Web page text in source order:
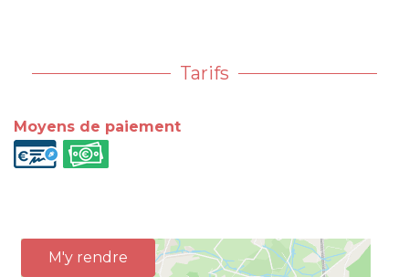
Tarifs
Moyens de paiement
M'y rendre